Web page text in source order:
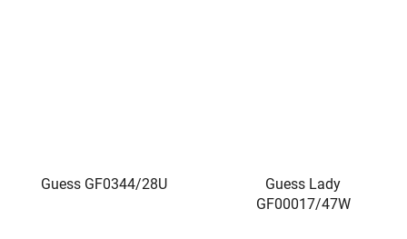
Guess GF0344/28U
Guess Lady
GF00017/47W